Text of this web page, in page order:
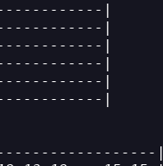
|
|
|
|
|
|
|